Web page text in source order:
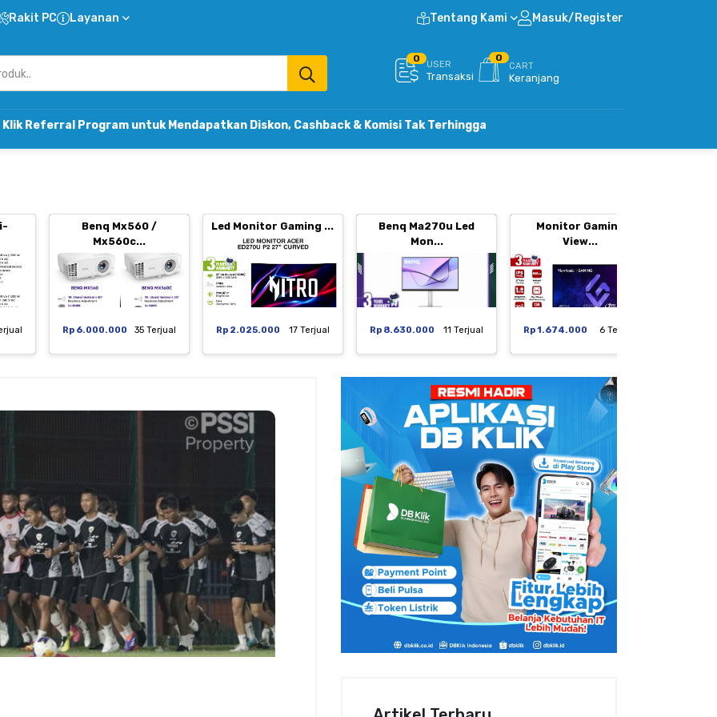
Rakit PC Layanan Tentang Kami Masuk/Register
0
USER
Transaksi
0
CART
Keranjang
untuk Mendapatkan Diskon, Cashback & Komisi Tak Terhingga
Benq Mx560 /
Mx560c...
Rp 6.000.000 35 Terjual
Led Monitor Gaming ...
Rp 2.025.000 17 Terjual
Benq Ma270u Led
Mon...
Rp 8.630.000 11 Terjual
Monitor Gaming
View...
Rp 1.674.000 6 Terjual